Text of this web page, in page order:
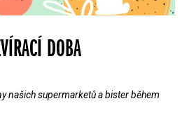
DOBA
našich supermarketů a bister během